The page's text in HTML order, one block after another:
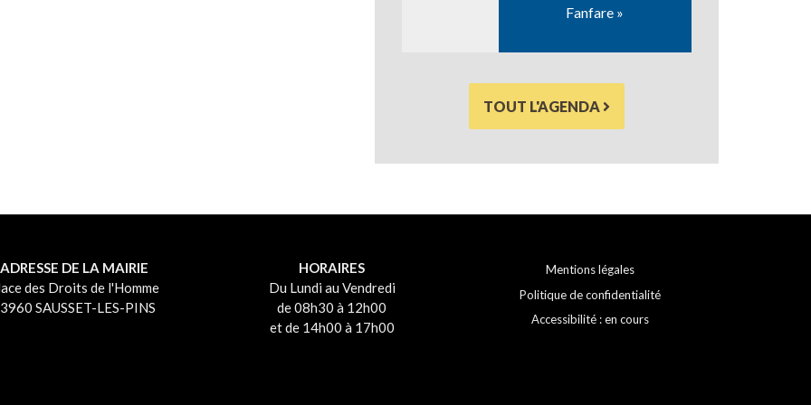
Fanfare »
TOUT L'AGENDA
ADRESSE DE LA MAIRIE
des Droits de l'Homme
SAUSSET-LES-PINS
HORAIRES
Du Lundi au Vendredi
de 08h30 à 12h00
et de 14h00 à 17h00
Mentions légales
Politique de confidentialité
Accessibilité : en cours